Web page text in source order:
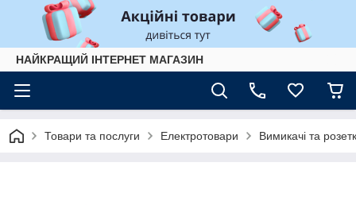
НАЙКРАЩИЙ ІНТЕРНЕТ МАГАЗИН
Товари та послуги Електротовари Вимикачі та